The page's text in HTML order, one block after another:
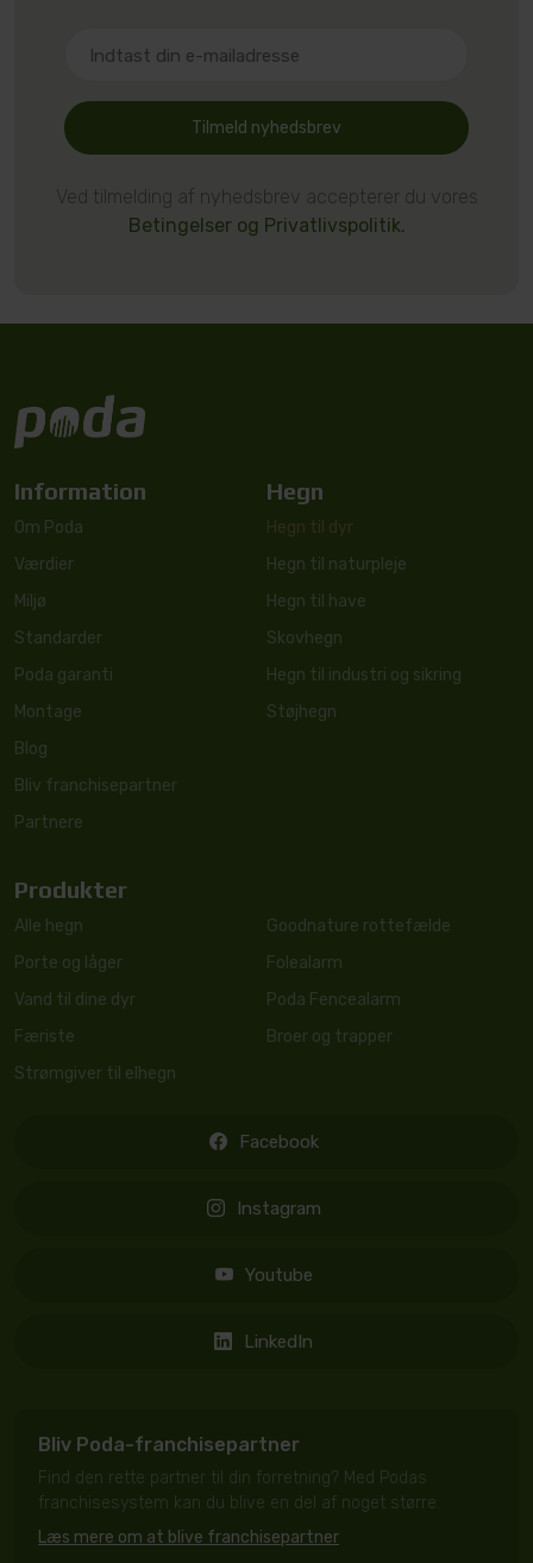
Tilmeld nyhedsbrev
Ved tilmelding af nyhedsbrev accepterer du vores
Betingelser og Privatlivspolitik.
Information
Om Poda
Værdier
Miljø
Standarder
Poda garanti
Montage
Blog
Bliv franchisepartner
Partnere
Hegn
Hegn til dyr
Hegn til naturpleje
Hegn til have
Skovhegn
Hegn til industri og sikring
Støjhegn
Produkter
Alle hegn
Porte og låger
Vand til dine dyr
Færiste
Strømgiver til elhegn
Goodnature rottefælde
Folealarm
Poda Fencealarm
Broer og trapper
Facebook
Instagram
Youtube
LinkedIn
Bliv Poda-franchisepartner
Find den rette partner til din forretning? Med Podas
franchisesystem kan du blive en del af noget større.
Læs mere om at blive franchisepartner